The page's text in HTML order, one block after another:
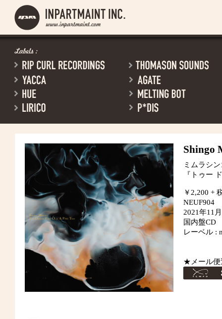
Shingo
ミムラシ
『トゥー
￥2,200 +
NEUF904
2021年11
国内盤CD
レーベル :
★メール